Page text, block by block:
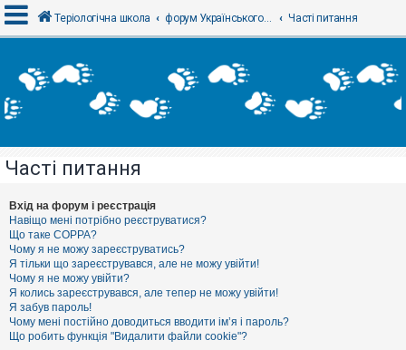
х
і
Р
є
с
т
р
а
ц
і
я
Т
Теріологічна школа форум Українського теріологічного товариства Часті питання
Часті питання
Вхід на форум і реєстрація
Навіщо мені потрібно реєструватися?
Що таке COPPA?
Чому я не можу зареєструватись?
Я тільки що зареєструвався, але не можу увійти!
Чому я не можу увійти?
Я колись зареєструвався, але тепер не можу увійти!
Я забув пароль!
Чому мені постійно доводиться вводити ім’я і пароль?
Що робить функція "Видалити файли cookie"?